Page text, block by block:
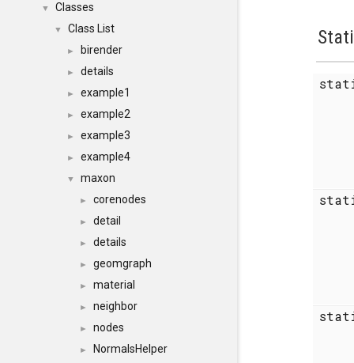
▼ Classes
▼ Class List
► birender
► details
► example1
► example2
► example3
► example4
▼ maxon
► corenodes
► detail
► details
► geomgraph
► material
► neighbor
► nodes
► NormalsHelper